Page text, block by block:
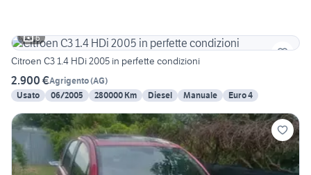
6
Citroen C3 1.4 HDi 2005 in perfette condizioni
2.900 €Agrigento(AG)
Usato
06/2005 280000 Km Diesel Manuale Euro 4